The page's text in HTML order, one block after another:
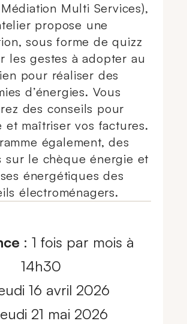
Multi Services),
propose une
sous forme de quizz
les gestes à adopter au
pour réaliser des
d’énergies. Vous
des conseils pour
et maîtriser vos factures.
également, des
sur le chèque énergie et
énergétiques des
électroménagers.
: 1 fois par mois à
14h30
16 avril 2026
21 mai 2026